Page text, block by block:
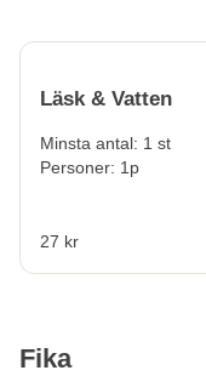
Läsk & Vatten
Minsta antal: 1 st
Personer: 1p
27 kr
Fika